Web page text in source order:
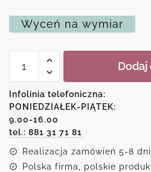
Wyceń na wymiar
Plakat
Dodaj
Infolinia telefoniczna:
PONIEDZIAŁEK-PIĄTEK:
9.00-16.00
tel.: 881 31 71 81
Realizacja zamówień 5-8
Polska firma, polskie